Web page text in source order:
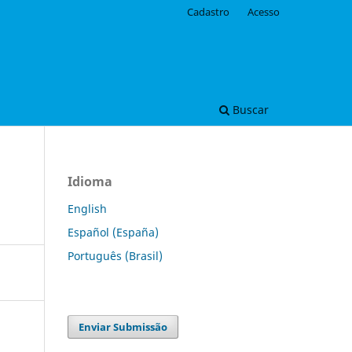
Buscar
Cadastro Acesso
Idioma
English
Español (España)
Português (Brasil)
Enviar Submissão